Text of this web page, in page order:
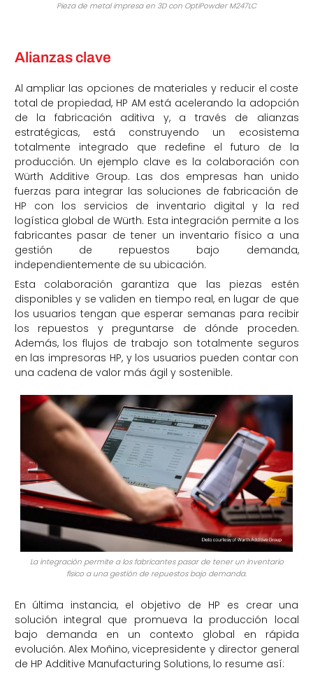
Pieza de metal impresa en 3D con OptiPowder M247LC
Alianzas clave
Al ampliar las opciones de materiales y reducir el coste
total de propiedad, HP AM está acelerando la adopción
de la fabricación aditiva y, a través de alianzas
estratégicas, está construyendo un ecosistema
totalmente integrado que redefine el futuro de la
producción. Un ejemplo clave es la colaboración con
Würth Additive Group. Las dos empresas han unido
fuerzas para integrar las soluciones de fabricación de
HP con los servicios de inventario digital y la red
logística global de Würth. Esta integración permite a los
fabricantes pasar de tener un inventario físico a una
gestión de repuestos bajo demanda,
independientemente de su ubicación.
Esta colaboración garantiza que las piezas estén
disponibles y se validen en tiempo real, en lugar de que
los usuarios tengan que esperar semanas para recibir
los repuestos y preguntarse de dónde proceden.
Además, los flujos de trabajo son totalmente seguros
en las impresoras HP, y los usuarios pueden contar con
una cadena de valor más ágil y sostenible.
La integración permite a los fabricantes pasar de tener un inventario
físico a una gestión de repuestos bajo demanda.
En última instancia, el objetivo de HP es crear una
solución integral que promueva la producción local
bajo demanda en un contexto global en rápida
evolución. Alex Moñino, vicepresidente y director general
de HP Additive Manufacturing Solutions, lo resume así: